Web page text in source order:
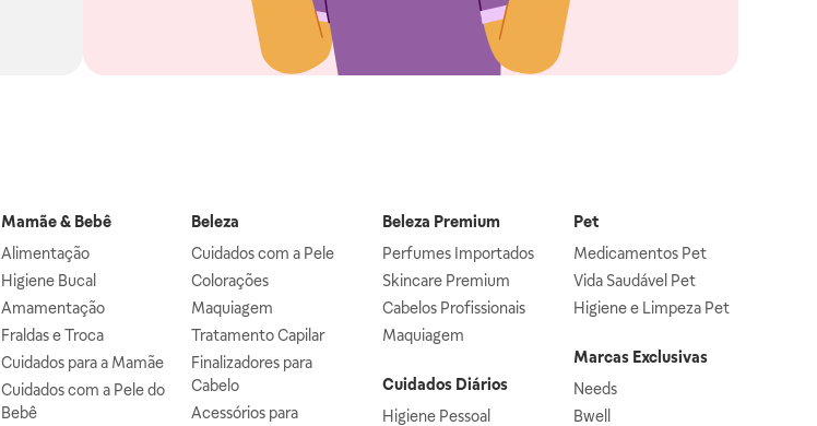
Mamãe & Bebê
Alimentação
Higiene Bucal
Amamentação
Fraldas e Troca
Cuidados para a Mamãe
Cuidados com a Pele do
Bebê
Beleza
Cuidados com a Pele
Colorações
Maquiagem
Tratamento Capilar
Finalizadores para
Cabelo
Acessórios para
Beleza Premium
Perfumes Importados
Skincare Premium
Cabelos Profissionais
Maquiagem
Cuidados Diários
Higiene Pessoal
Pet
Medicamentos Pet
Vida Saudável Pet
Higiene e Limpeza Pet
Marcas Exclusivas
Needs
Bwell